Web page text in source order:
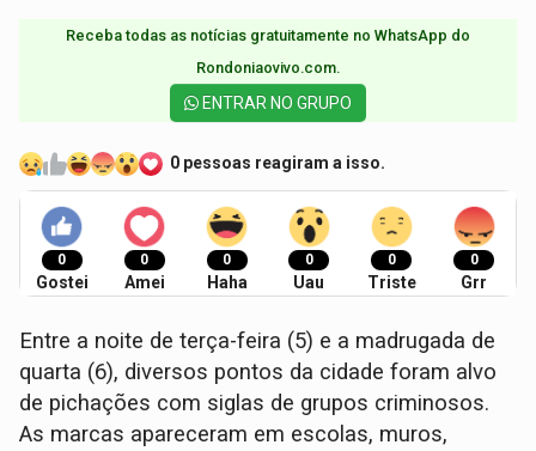
Receba todas as notícias gratuitamente no WhatsApp do
Rondoniaovivo.com.​
ENTRAR NO GRUPO
0 pessoas reagiram a isso.
0
Gostei
0
Amei
0
Haha
0
Uau
0
Triste
0
Grr
Entre a noite de terça-feira (5) e a madrugada de
quarta (6), diversos pontos da cidade foram alvo
de pichações com siglas de grupos criminosos.
As marcas apareceram em escolas, muros,